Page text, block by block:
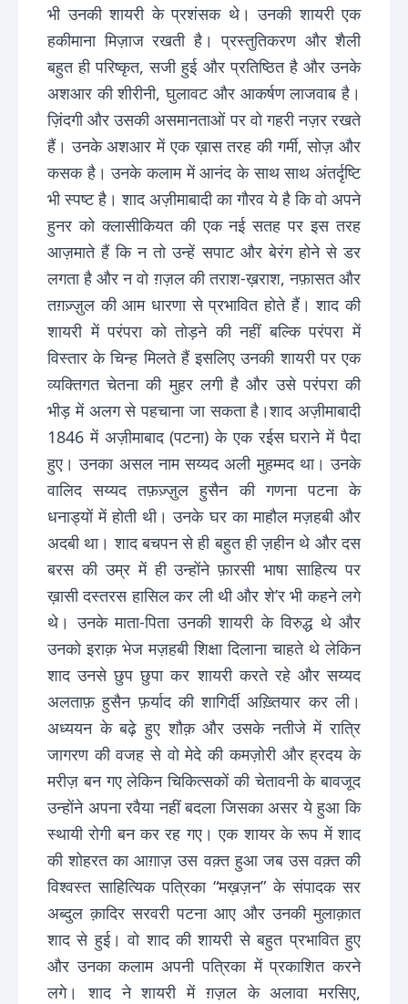
भी उनकी शायरी के प्रशंसक थे। उनकी शायरी एक
हकीमाना मिज़ाज रखती है। प्रस्तुतिकरण और शैली
बहुत ही परिष्कृत, सजी हुई और प्रतिष्ठित है और उनके
अशआर की शीरीनी, घुलावट और आकर्षण लाजवाब है।
ज़िंदगी और उसकी असमानताओं पर वो गहरी नज़र रखते
हैं। उनके अशआर में एक ख़ास तरह की गर्मी, सोज़ और
कसक है। उनके कलाम में आनंद के साथ साथ अंतर्दृष्टि
भी स्पष्ट है। शाद अज़ीमाबादी का गौरव ये है कि वो अपने
हुनर को क्लासीकियत की एक नई सतह पर इस तरह
आज़माते हैं कि न तो उन्हें सपाट और बेरंग होने से डर
लगता है और न वो ग़ज़ल की तराश-ख़राश, नफ़ासत और
तग़ज़्ज़ुल की आम धारणा से प्रभावित होते हैं। शाद की
शायरी में परंपरा को तोड़ने की नहीं बल्कि परंपरा में
विस्तार के चिन्ह मिलते हैं इसलिए उनकी शायरी पर एक
व्यक्तिगत चेतना की मुहर लगी है और उसे परंपरा की
भीड़ में अलग से पहचाना जा सकता है।शाद अज़ीमाबादी
1846 में अज़ीमाबाद (पटना) के एक रईस घराने में पैदा
हुए। उनका असल नाम सय्यद अली मुहम्मद था। उनके
वालिद सय्यद तफ़ज़्ज़ुल हुसैन की गणना पटना के
धनाड्यों में होती थी। उनके घर का माहौल मज़हबी और
अदबी था। शाद बचपन से ही बहुत ही ज़हीन थे और दस
बरस की उम्र में ही उन्होंने फ़ारसी भाषा साहित्य पर
ख़ासी दस्तरस हासिल कर ली थी और शे’र भी कहने लगे
थे। उनके माता-पिता उनकी शायरी के विरुद्ध थे और
उनको इराक़ भेज मज़हबी शिक्षा दिलाना चाहते थे लेकिन
शाद उनसे छुप छुपा कर शायरी करते रहे और सय्यद
अलताफ़ हुसैन फ़र्याद की शागिर्दी अख़्तियार कर ली।
अध्ययन के बढ़े हुए शौक़ और उसके नतीजे में रात्रि
जागरण की वजह से वो मेदे की कमज़ोरी और ह्रदय के
मरीज़ बन गए लेकिन चिकित्सकों की चेतावनी के बावजूद
उन्होंने अपना रवैया नहीं बदला जिसका असर ये हुआ कि
स्थायी रोगी बन कर रह गए। एक शायर के रूप में शाद
की शोहरत का आग़ाज़ उस वक़्त हुआ जब उस वक़्त की
विश्वस्त साहित्यिक पत्रिका “मख़ज़न” के संपादक सर
अब्दुल क़ादिर सरवरी पटना आए और उनकी मुलाक़ात
शाद से हुई। वो शाद की शायरी से बहुत प्रभावित हुए
और उनका कलाम अपनी पत्रिका में प्रकाशित करने
लगे। शाद ने शायरी में ग़ज़ल के अलावा मरसिए,